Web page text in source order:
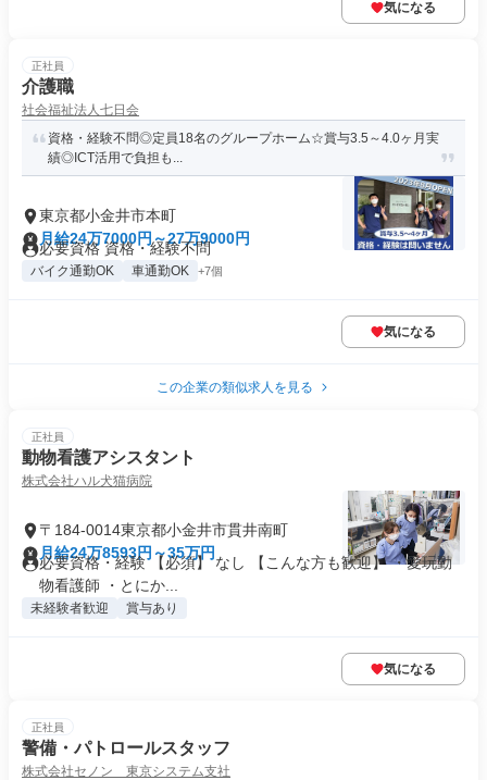
気になる
正社員
介護職
社会福祉法人七日会
資格・経験不問◎定員18名のグループホーム☆賞与3.5～4.0ヶ月実
績◎ICT活用で負担も...
東京都小金井市本町
月給24万7000円～27万9000円
必要資格 資格・経験不問
バイク通勤OK 車通勤OK +7個
気になる
この企業の類似求人を見る
正社員
動物看護アシスタント
株式会社ハル犬猫病院
〒184-0014東京都小金井市貫井南町
月給24万8593円～35万円
必要資格・経験 【必須】 なし 【こんな方も歓迎】 ・愛玩動
物看護師 ・とにか...
未経験者歓迎 賞与あり
気になる
正社員
警備・パトロールスタッフ
株式会社セノン 東京システム支社